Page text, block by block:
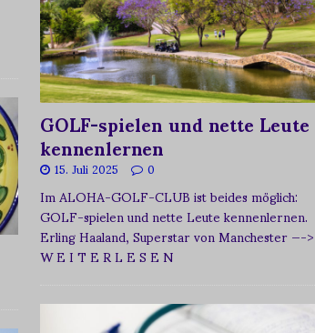
GOLF-spielen und nette Leute
kennenlernen
15. Juli 2025 0
Im ALOHA-GOLF-CLUB ist beides möglich:
GOLF-spielen und nette Leute kennenlernen.
Erling Haaland, Superstar von Manchester—->
W E I T E R L E S E N